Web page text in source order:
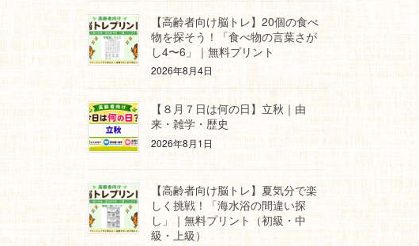
【高齢者向け脳トレ】20個の食べ
物を探そう！「食べ物の言葉さが
し4〜6」｜無料プリント
2026年8月4日
【８月７日は何の日】立秋｜由
来・雑学・歴史
2026年8月1日
【高齢者向け脳トレ】夏気分で楽
しく挑戦！「海水浴の間違い探
し」｜無料プリント（初級・中
級・上級）